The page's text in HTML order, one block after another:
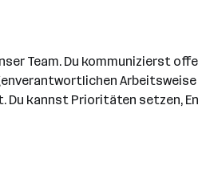
Team. Du kommunizierst
Du kannst Prioritäten